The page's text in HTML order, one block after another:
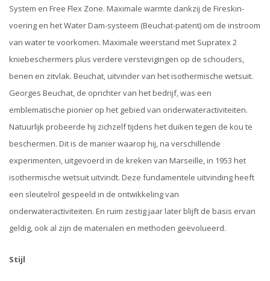
System en Free Flex Zone. Maximale warmte dankzij de Fireskin-
voering en het Water Dam-systeem (Beuchat-patent) om de instroom
van water te voorkomen. Maximale weerstand met Supratex 2
kniebeschermers plus verdere verstevigingen op de schouders,
benen en zitvlak. Beuchat, uitvinder van het isothermische wetsuit.
Georges Beuchat, de oprichter van het bedrijf, was een
emblematische pionier op het gebied van onderwateractiviteiten.
Natuurlijk probeerde hij zichzelf tijdens het duiken tegen de kou te
beschermen. Dit is de manier waarop hij, na verschillende
experimenten, uitgevoerd in de kreken van Marseille, in 1953 het
isothermische wetsuit uitvindt. Deze fundamentele uitvinding heeft
een sleutelrol gespeeld in de ontwikkeling van
onderwateractiviteiten. En ruim zestig jaar later blijft de basis ervan
geldig, ook al zijn de materialen en methoden geëvolueerd.
Stijl